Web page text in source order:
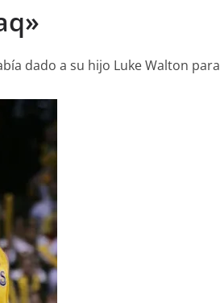
dado a su hijo Luke Walton para